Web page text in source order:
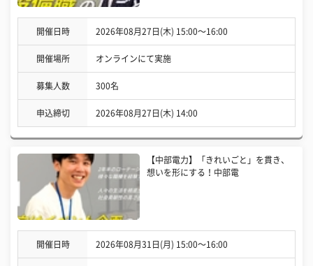
開催日時 2026年08月27日(木) 15:00〜16:00
開催場所 オンラインにて実施
募集人数 300名
申込締切 2026年08月27日(木) 14:00
【中部電力】「きれいごと」を貫き、
想いを形にする！中部電
開催日時 2026年08月31日(月) 15:00〜16:00